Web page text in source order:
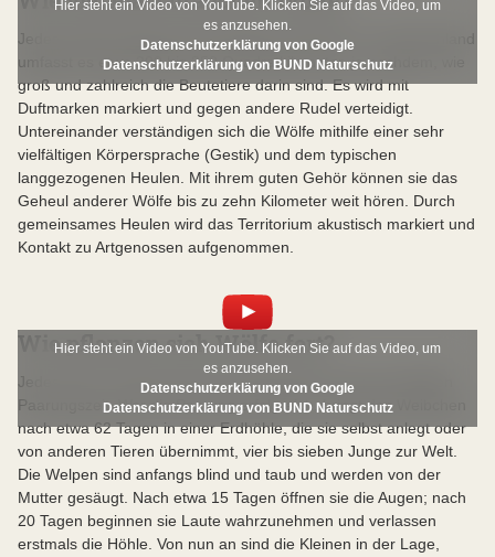
Hier steht ein Video von YouTube. Klicken Sie auf das Video, um
es anzusehen.
Datenschutzerklärung von Google
Datenschutzerklärung von BUND Naturschutz
Jedes Rudel beansprucht ein eigenes Territorium. In Deutschland
umfasst es etwa 200 bis 350 Quadratkilometer, je nachdem, wie
groß und zahlreich die Beutetiere darin sind. Es wird mit
Duftmarken markiert und gegen andere Rudel verteidigt.
Untereinander verständigen sich die Wölfe mithilfe einer sehr
vielfältigen Körpersprache (Gestik) und dem typischen
langgezogenen Heulen. Mit ihrem guten Gehör können sie das
Geheul anderer Wölfe bis zu zehn Kilometer weit hören. Durch
gemeinsames Heulen wird das Territorium akustisch markiert und
Kontakt zu Artgenossen aufgenommen.
Hier steht ein Video von YouTube. Klicken Sie auf das Video, um
es anzusehen.
Datenschutzerklärung von Google
Datenschutzerklärung von BUND Naturschutz
Wie pflanzen sich Wölfe fort?
Jedes Jahr von Ende Januar bis Ende März ist bei den Wölfen
Paarungszeit. War die Paarung erfolgreich, bringt das Weibchen
nach etwa 62 Tagen in einer Erdhöhle, die sie selbst anlegt oder
von anderen Tieren übernimmt, vier bis sieben Junge zur Welt.
Die Welpen sind anfangs blind und taub und werden von der
Mutter gesäugt. Nach etwa 15 Tagen öffnen sie die Augen; nach
20 Tagen beginnen sie Laute wahrzunehmen und verlassen
erstmals die Höhle. Von nun an sind die Kleinen in der Lage,